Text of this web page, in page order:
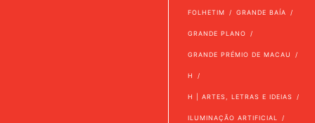
FOLHETIM GRANDE BAÍA
GRANDE PLANO
GRANDE PRÉMIO DE MACAU
H
H | ARTES, LETRAS E IDEIAS
ILUMINAÇÃO ARTIFICIAL